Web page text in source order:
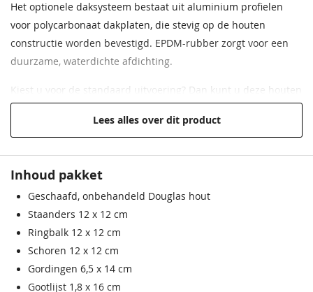
Buitenmaat 436,5 x 344,2 cm
Het optionele daksysteem bestaat uit aluminium profielen
voor polycarbonaat dakplaten, die stevig op de houten
constructie worden bevestigd. EPDM-rubber zorgt voor een
duurzame, waterdichte afdichting.
Kiest u voor de standaard uitvoering? Dan kunt u deze houten
terrasoverkapping zelf monteren aan de hand van de
bijgeleverde opbouwinstructie.
Heeft u specifieke wensen of kiest u voor een
maatwerkuitvoering met bijvoorbeeld wanden of een
glasschuifsysteem? Onze specialisten adviseren u graag over
de mogelijkheden en kunnen desgewenst ook de
montageservice meenemen in het advies en de offerte.
Lees alles over dit product
Inhoud pakket
Geschaafd, onbehandeld Douglas hout
Staanders 12 x 12 cm
Ringbalk 12 x 12 cm
Schoren 12 x 12 cm
Gordingen 6,5 x 14 cm
Gootlijst 1,8 x 16 cm